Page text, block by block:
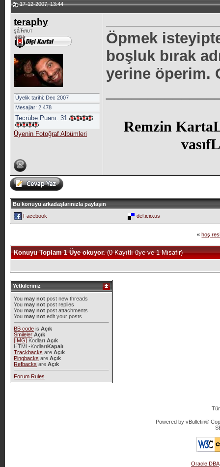
17-12-2007, 13:44
teraphy
şǻЋяυт
Üyelik tarihi: Dec 2007
Mesajlar: 2.478
Tecrübe Puanı: 31
Üyenin Fotoğraf Albümleri
Öpmek
boşluk bırak
yerine öperim.
Remzin
Bu konuyu arkadaşlarınızla paylaşın
Facebook
del.icio.us
« hoş
Konuyu Toplam 1 Üye okuyor.(0 Kayıtlı üye ve 1 Misafir)
Yetkileriniz
You may notpost new threads
You may notpost replies
You may notpost attachments
You may notedit your posts
BB codeis Açık
Smileler Açık
[IMG]Kodları Açık
HTML-KodlarıKapalı
Trackbacks are Açık
Pingbacks are Açık
Refbacks are Açık
Forum Rules
Powered by vBulletin®
Oracle DBA